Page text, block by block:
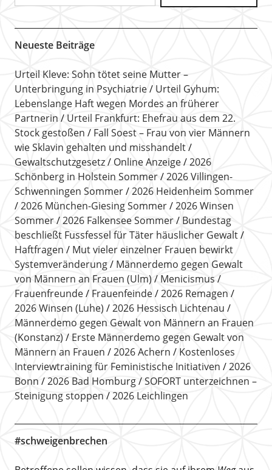
Neueste Beiträge
Urteil Kleve: Sohn tötet seine Mutter –
Unterbringung in Psychiatrie
Urteil Gyhum:
Lebenslange Haft wegen Mordes an früherer
Partnerin
Urteil Frankfurt: Ehefrau aus dem 22.
Stock gestoßen
Fall Soest – Frau von vier Männern
wie Sklavin gehalten und misshandelt
Gewaltschutzgesetz
Online Anzeige
2026
Schönberg in Holstein Sommer
2026 Villingen-
Schwenningen Sommer
2026 Heidenheim Sommer
2026 München-Giesing Sommer
2026 Winsen
Sommer
2026 Falkensee Sommer
Bundestag
beschließt Fussfessel für Täter häuslicher Gewalt
Haftfragen
Mut vieler einzelner Frauen bewirkt
Systemveränderung
Männerdemo gegen Gewalt
von Männern an Frauen (Ulm)
Menicismus
Frauenfreunde
Frauenfeinde
2026 Remagen
2026 Winsen (Luhe)
2026 Hessisch Lichtenau
Männerdemo gegen Gewalt von Männern an Frauen
(Konstanz)
Erste Männerdemo gegen Gewalt von
Männern an Frauen
2026 Achern
Kostenloses
Interviewtraining für Feministische Initiativen
2026
Bonn
2026 Bad Homburg
SOFORT unterzeichnen –
Steinigung stoppen
2026 Leichlingen
#schweigenbrechen